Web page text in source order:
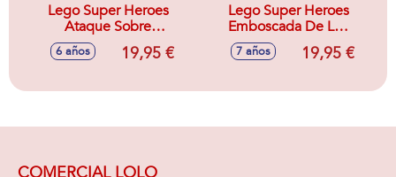
Lego Super Heroes
Ataque Sobre
nuevo Asgard
6 años 19,95 €
Lego Super Heroes
Emboscada De Los
Desviantes
7 años 19,95 €